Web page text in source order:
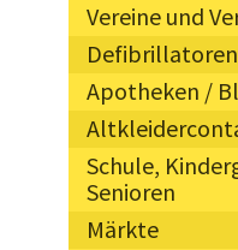
Vereine und
Apotheken /
Schule,
Senioren
Märkte